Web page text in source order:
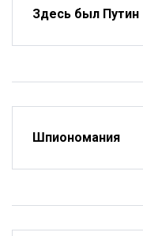
Здесь был Путин
Шпиономания